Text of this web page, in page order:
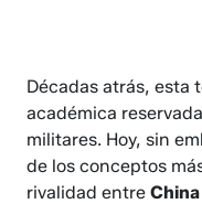
Décadas atrás, esta
académica
militares. Hoy, sin
de los conceptos
rivalidad entre